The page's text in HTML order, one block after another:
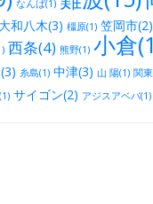
なんば(1)
大和八木(3) 橿原(1) 笠岡市(2)
西条(4) 熊野(1) 小倉
糸島(1) 中津(3) 山 陽(1) 関
サイゴン(2) アジスアベバ(1)